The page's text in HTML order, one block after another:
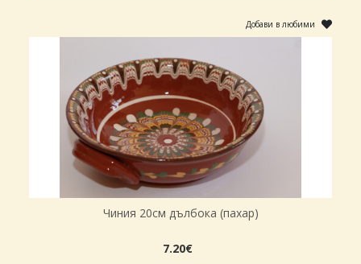
Добави в любими
Чиния 20см дълбока (пахар)
7.20€